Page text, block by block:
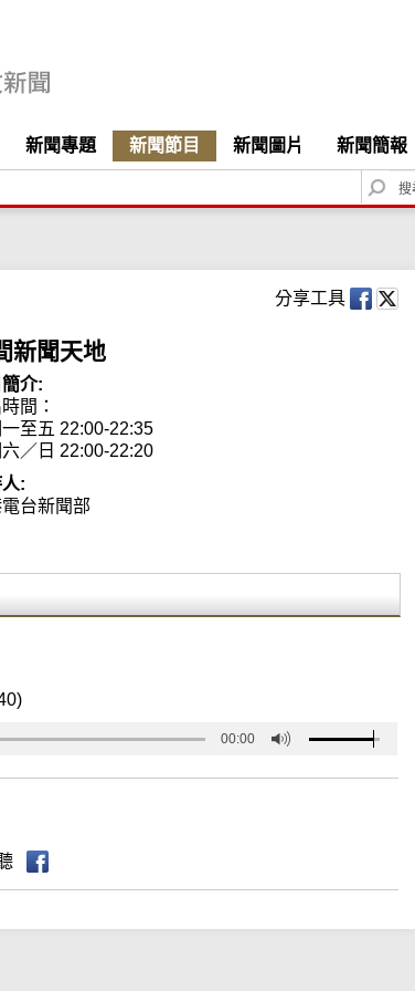
新聞專題 新聞節目 新聞圖片 新聞簡報
S
e
c
h
分享工具
新聞天地
介:
間：
至五 22:00-22:35
／日 22:00-22:20
:
台新聞部
00:00